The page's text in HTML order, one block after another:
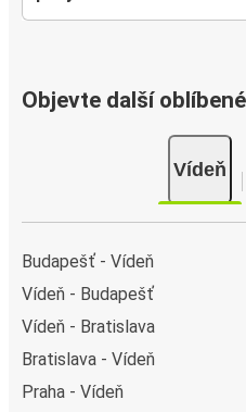
Objevte další
Vídeň
Budapešť - Vídeň
Vídeň - Budapešť
Vídeň - Bratislava
Bratislava - Vídeň
Praha - Vídeň